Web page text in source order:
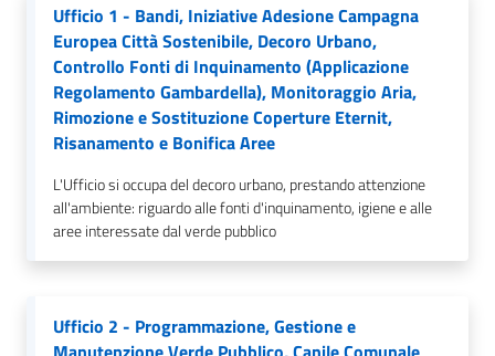
Ufficio 1 - Bandi, Iniziative Adesione Campagna
Europea Città Sostenibile, Decoro Urbano,
Controllo Fonti di Inquinamento (Applicazione
Regolamento Gambardella), Monitoraggio Aria,
Rimozione e Sostituzione Coperture Eternit,
Risanamento e Bonifica Aree
L'Ufficio si occupa del decoro urbano, prestando attenzione
all'ambiente: riguardo alle fonti d'inquinamento, igiene e alle
aree interessate dal verde pubblico
Ufficio 2 - Programmazione, Gestione e